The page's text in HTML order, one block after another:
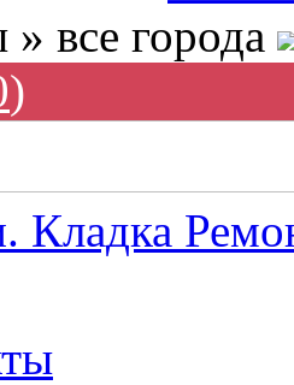
все города
)
Кладка